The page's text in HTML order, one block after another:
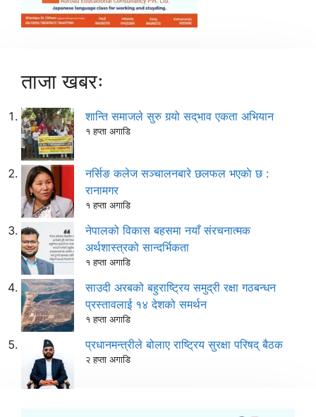
ताजा खबरः
शान्ति समाजले सुरु गर्‍यो सद्‌भाव एकता अभियान
१ हप्ता अगाडि
नर्सिङ कलेज सञ्चालनबारे छलफल भएकाे छ :
रानामगर
१ हप्ता अगाडि
नेपालको विकास बहसमा नयाँ संरचनात्मक
अर्थशास्त्रको सान्दर्भिकता
१ हप्ता अगाडि
साउदी अरबको बहुराष्ट्रिय समुद्री रक्षा गठबन्धन
प्रस्तावलाई १४ देशको समर्थन
१ हप्ता अगाडि
प्रधानमन्त्रीले बोलाए राष्ट्रिय सुरक्षा परिषद् बैठक
२ हप्ता अगाडि